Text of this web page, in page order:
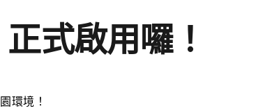
式啟用囉！
環境！